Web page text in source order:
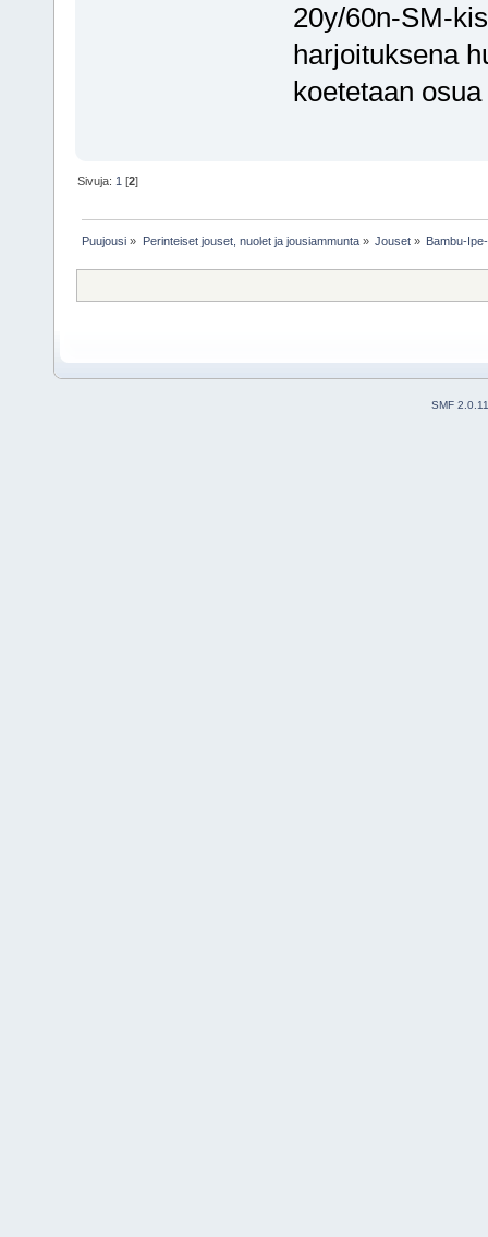
20y/60n-SM-
harjoituksena
koetetaan
Sivuja:1 [2]
Puujousi » Perinteiset jouset, nuolet ja jousiammunta» Jouset» Bambu-
SMF 2.0.11